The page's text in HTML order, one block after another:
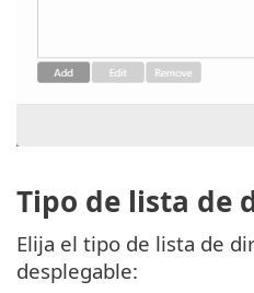
Tipo de lista de
Elija el tipo de lista de
desplegable: